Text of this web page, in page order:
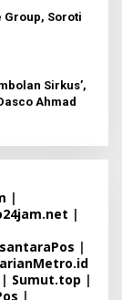
Group, Soroti
Sirkus’,
Ahmad
|
|
|
| Sumut.top |
|